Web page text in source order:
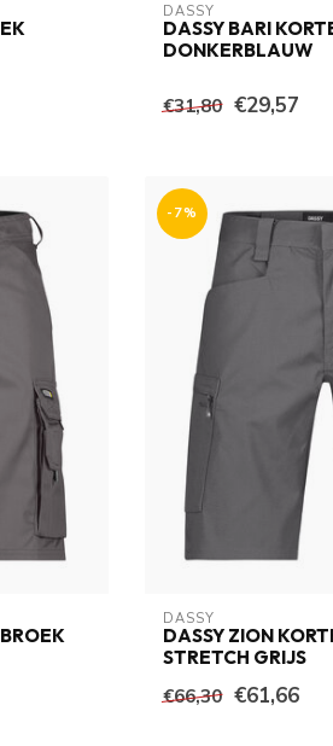
DASSY
DASSY BARI
DONKERBLAUW
€31,80 €29,57
-7%
DASSY
DASSY ZION
STRETCH GRIJS
€66,30 €61,66